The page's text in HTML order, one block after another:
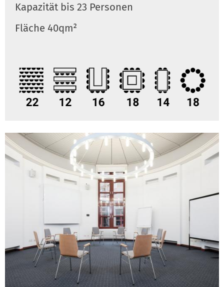
Kapazität bis 23 Personen
Fläche 40qm²